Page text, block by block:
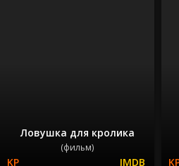
Ловушка для кролика
(фильм)